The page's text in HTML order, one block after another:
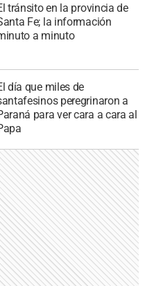
tránsito en la provincia de
Fe; la información
a minuto
día que miles de
peregrinaron a
para ver cara a cara al